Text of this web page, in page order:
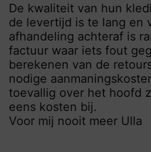
De kwaliteit van hun
de levertijd is te lang en
afhandeling achteraf is
factuur waar iets fout
berekenen van de
nodige
toevallig over het hoofd
eens kosten bij.
Voor mij nooit meer Ulla